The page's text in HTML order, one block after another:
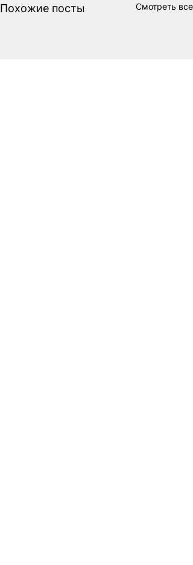
Похожие посты Смотреть все